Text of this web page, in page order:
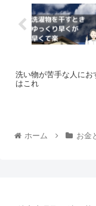
洗い物が苦手な人にお
はこれ
ホーム お金